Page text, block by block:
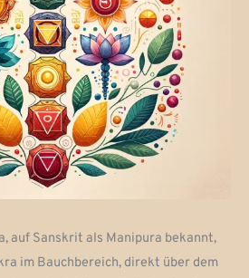
auf Sanskrit als Manipura bekannt,
im Bauchbereich, direkt über dem